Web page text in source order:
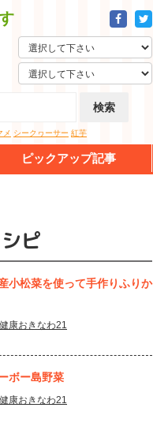
検索
メ シークヮーサー 紅芋
ピックアップ記事
ピ
⼩松菜を使って⼿作りふりか
健康おきなわ21
ボー島野菜
健康おきなわ21